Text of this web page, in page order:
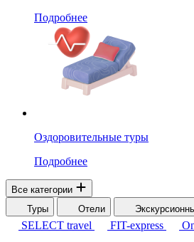
Подробнее
Оздоровительные туры
Подробнее
Все категории
Туры
Отели
SELECT travel
FIT-express